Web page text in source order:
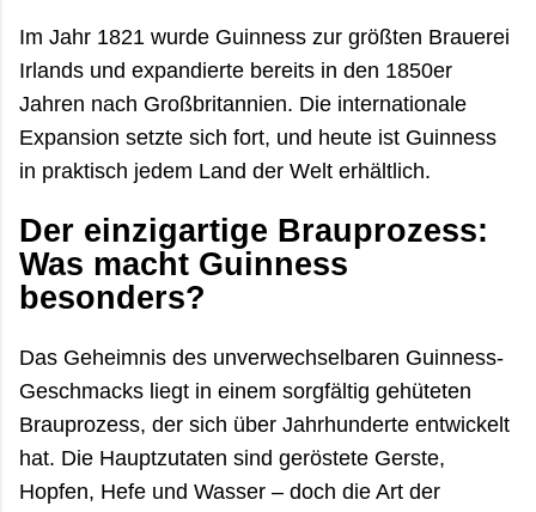
Im Jahr 1821 wurde Guinness zur größten Brauerei
Irlands und expandierte bereits in den 1850er
Jahren nach Großbritannien. Die internationale
Expansion setzte sich fort, und heute ist Guinness
in praktisch jedem Land der Welt erhältlich.
Der einzigartige Brauprozess:
Was macht Guinness
besonders?
Das Geheimnis des unverwechselbaren Guinness-
Geschmacks liegt in einem sorgfältig gehüteten
Brauprozess, der sich über Jahrhunderte entwickelt
hat. Die Hauptzutaten sind geröstete Gerste,
Hopfen, Hefe und Wasser – doch die Art der